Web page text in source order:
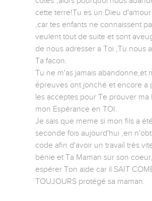
cette terre!Tu es un Dieu
,car tes enfants ne connaissent
veulent tout de suite et sont
de nous adresser a Toi ,Tu nous
Ta facon.
Tu ne m'as jamais abandonne,et
épreuves ont jonché et encore a
les acceptes pour Te prouver ma
mon Espérance en TOI.
Je sais que meme si mon fils a
seconde fois aujourd'hui ,en
code afin d'avoir un travail très
bénie et Ta Maman sur son
espérer Ton aide car il SAIT
TOUJOURS protégé sa maman.